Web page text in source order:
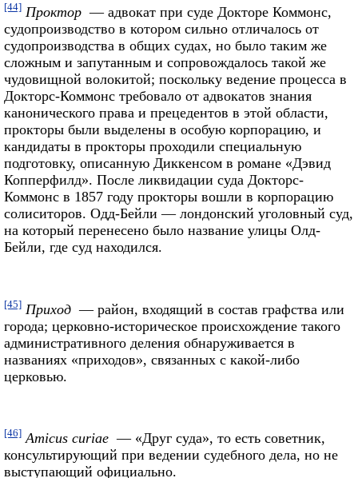
[44] Проктор — адвокат при суде Докторе Коммонс,
судопроизводство в котором сильно отличалось от
судопроизводства в общих судах, но было таким же
сложным и запутанным и сопровождалось такой же
чудовищной волокитой; поскольку ведение процесса в
Докторс-Коммонс требовало от адвокатов знания
канонического права и прецедентов в этой области,
прокторы были выделены в особую корпорацию, и
кандидаты в прокторы проходили специальную
подготовку, описанную Диккенсом в романе «Дэвид
Копперфилд». После ликвидации суда Докторс-
Коммонс в 1857 году прокторы вошли в корпорацию
солиситоров. Одд-Бейли — лондонский уголовный суд,
на который перенесено было название улицы Олд-
Бейли, где суд находился.
[45] Приход — район, входящий в состав графства или
города; церковно-историческое происхождение такого
административного деления обнаруживается в
названиях «приходов», связанных с какой-либо
церковью.
[46] Amicus curiae — «Друг суда», то есть советник,
консультирующий при ведении судебного дела, но не
выступающий официально.